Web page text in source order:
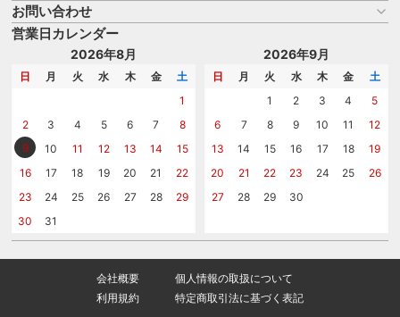
よくある質問
はじめての記念品選び
記念品工房の使い方
名入れについて
のし
メッセージカード
お問い合わせ
商品選びを相談する
名入れについて相談する
カタログを請求する
営業日カレンダー
2026年8月
日 月 火 水 木 金
土
1
2
3 4 5 6 7
8
9
10 11 12 13 14
15
16
17 18 19 20 21
22
23
24 25 26 27 28
29
30
31
2026年9月
日 月 火 水 木 金
土
1
2 3 4
5
6
7 8 9 10 11
12
13
14 15 16 17 18
19
20
21 22 23 24 25
26
27
28 29 30
会社概要
個人情報の取扱について
利用規約
特定商取引法に基づく表記